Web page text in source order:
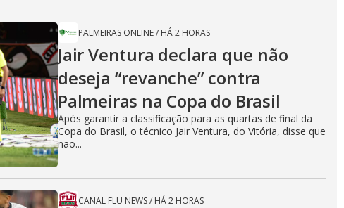
PALMEIRAS ONLINE/ HÁ 2 HORAS
Jair Ventura declara que não
deseja “revanche” contra
Palmeiras na Copa do Brasil
Após garantir a classificação para as quartas de final da
Copa do Brasil, o técnico Jair Ventura, do Vitória, disse que
não...
CANAL FLU NEWS/ HÁ 2 HORAS